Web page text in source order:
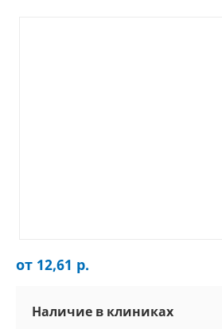
от 12,61 р.
Наличие в клиниках